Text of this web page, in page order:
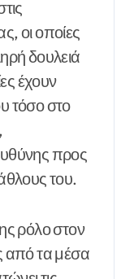
οι οποίες
δουλειά
έχουν
τόσο στο
προς
του.
ρόλο στον
από τα μέσα